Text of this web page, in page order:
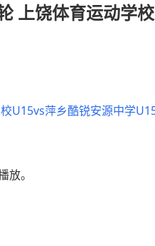
上饶体育运动学
U15vs萍乡酷锐安源中学
。